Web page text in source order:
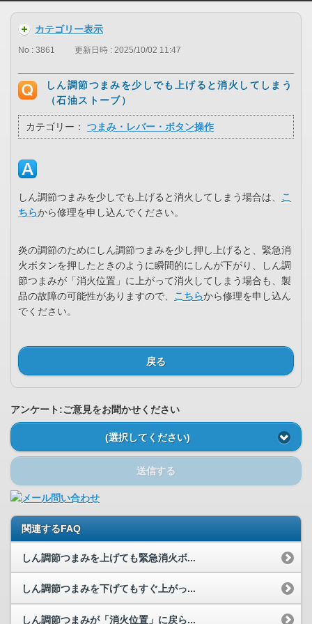
カテゴリー表示
No : 3861 更新日時 : 2025/10/02 11:47
しん調節つまみを少しでも上げると消火してしまう
（石油ストーブ）
カテゴリー： つまみ・レバー・ボタン操作
しん調節つまみを少しでも上げると消火してしまう場合は、 こ
ちらから修理を申し込んでください。
炎の調節のためにしん調節つまみを少し押し上げると、緊急消
火ボタンを押したときのように瞬間的にしんが下がり、しん調
節つまみが「消火位置」に上がって消火してしまう場合も、製
品の故障の可能性がありますので、 こちらから修理を申し込ん
でください。
戻る
アンケート:ご意見をお聞かせください
(選択してください)
送信する
関連するFAQ
しん調節つまみを上げても緊急消火ボ...
しん調節つまみを下げてもすぐ上がっ...
しん調節つまみが「消火位置」に戻ら...